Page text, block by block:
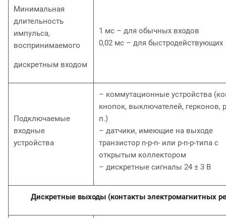
Минимальная
длительность
импульса,
воспринимаемого
дискретным входом
1 мс – для обычных входов
0,02 мс – для быстродействующих
Подключаемые
входные
устройства
– коммутационные устройства
кнопок, выключателей, герконов,
п.)
– датчики, имеющие на выходе
транзистор n-p-n- или p-n-p-типа с
открытым коллектором
– дискретные сигналы 24 ± 3 В
Дискретные выходы (контакты электромагнитных